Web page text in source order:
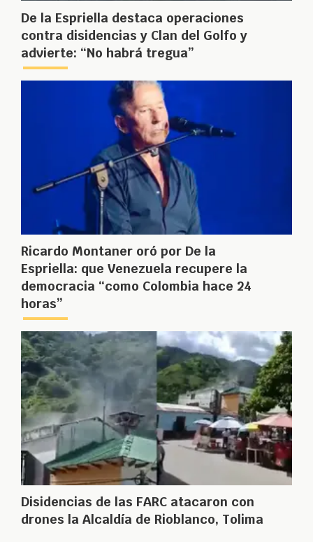
De la Espriella destaca operaciones
contra disidencias y Clan del Golfo y
advierte: “No habrá tregua”
Ricardo Montaner oró por De la
Espriella: que Venezuela recupere la
democracia “como Colombia hace 24
horas”
Disidencias de las FARC atacaron con
drones la Alcaldía de Rioblanco, Tolima